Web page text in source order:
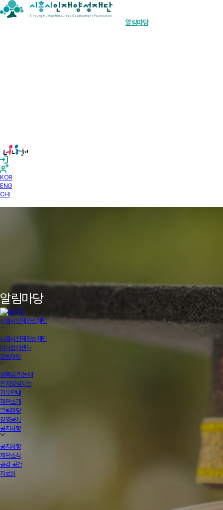
알림마당경영공시
KOR
ENG
CHI
알림마당
시흥시인재양성재단
시흥시인재양성재단
너나들이센터
알림마당
장학금 한눈에
인재양성사업
기부안내
재단소개
알림마당
경영공시
공지사항
공지사항
재단소식
공감 공간
자료실